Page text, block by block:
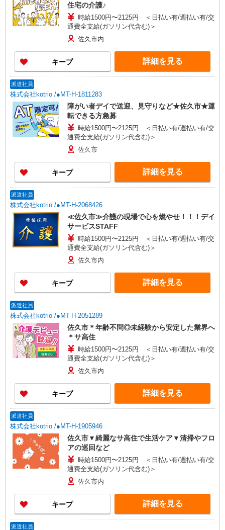
住宅の介護♪
時給1500円〜2125円 ＜日払い有/週払い有/交
通費全支給(ガソリン代含む)＞
佐久市内
キープ 詳細を見る
派遣社員
株式会社kotrio /●MT-H-1811283
障がい者デイで送迎、見守りなど★佐久市★運
転できる方急募
時給1500円〜2125円 ＜日払い有/週払い有/交
通費全支給(ガソリン代含む)＞
佐久市
キープ 詳細を見る
派遣社員
株式会社kotrio /●MT-H-2068426
≪佐久市≫介護の現場で心を燃やせ！！！デイ
サービスSTAFF
時給1500円〜2125円 ＜日払い有/週払い有/交
通費全支給(ガソリン代含む)＞
佐久市内
キープ 詳細を見る
派遣社員
株式会社kotrio /●MT-H-2051289
佐久市＊年齢不問◎未経験から安定した業界へ
＊サ高住
時給1500円〜2125円 ＜日払い有/週払い有/交
通費全支給(ガソリン代含む)＞
佐久市内
キープ 詳細を見る
派遣社員
株式会社kotrio /●MT-H-1905946
佐久市▼綺麗なサ高住で生活ケア▼清掃やフロ
アの巡回など
時給1500円〜2125円 ＜日払い有/週払い有/交
通費全支給(ガソリン代含む)＞
佐久市内
キープ 詳細を見る
派遣社員